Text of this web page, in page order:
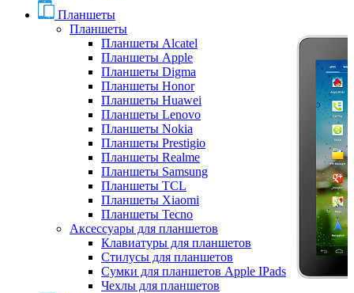
Планшеты
Планшеты
Планшеты Alcatel
Планшеты Apple
Планшеты Digma
Планшеты Honor
Планшеты Huawei
Планшеты Lenovo
Планшеты Nokia
Планшеты Prestigio
Планшеты Realme
Планшеты Samsung
Планшеты TCL
Планшеты Xiaomi
Планшеты Tecno
Аксессуары для планшетов
Клавиатуры для планшетов
Стилусы для планшетов
Сумки для планшетов Apple IPads
Чехлы для планшетов